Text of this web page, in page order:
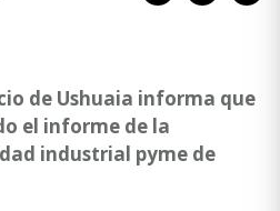
de Ushuaia informa que
el informe de la
industrial pyme de